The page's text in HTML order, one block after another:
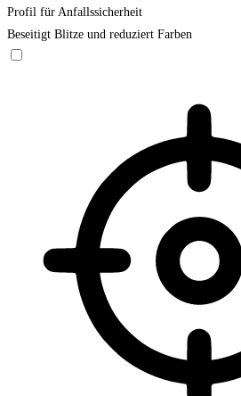
Profil für Anfallssicherheit
Beseitigt Blitze und reduziert Farben